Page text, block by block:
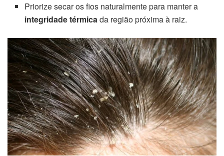
Priorize secar os fios naturalmente para manter a
integridade térmicada região próxima à raiz.